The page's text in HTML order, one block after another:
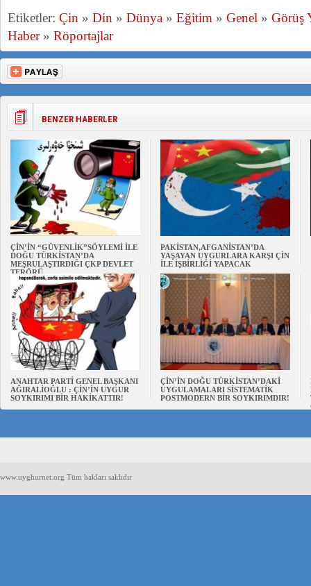
Etiketler: Çin » Din » Dünya » Eğitim » Genel » Görüş
Haber» Röportajlar
BENZER HABERLER
ÇİN’İN “GÜVENLİK”SÖYLEMİ İLE
DOĞU TÜRKİSTAN’DA
MEŞRULAŞTIRDIĞI ÇKP DEVLET
TERÖRÜ
PAKİSTAN,AFGANİSTAN’DA
YAŞAYAN UYGURLARA KARŞI ÇİN
İLE İŞBİRLİĞİ YAPACAK
ANAHTAR PARTİ GENEL BAŞKANI
AĞIRALİOĞLU : ÇİN’İN UYGUR
SOYKIRIMI BİR HAKİKATTIR!
ÇİN’İN DOĞU TÜRKİSTAN’DAKİ
UYGULAMALARI SİSTEMATİK
POSTMODERN BİR SOYKIRIMDIR!
www.uyghurnet.org Tüm hakları saklıdır